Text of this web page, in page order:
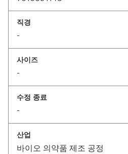
직경
-
사이즈
-
수정 종료
-
산업
바이오 의약품 제조 공정